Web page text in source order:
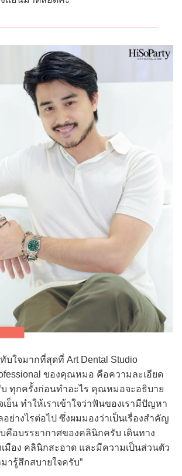
จมากที่สุดที่ Art Dental Studio
ของคุณหมอ คือความละเอียด
บ ทุกครั้งก่อนทำอะไร คุณหมอจะอธิบาย
เย็น ทำให้เราเข้าใจว่าฟันของเรามีปัญหา
ย่างไรต่อไป ซึ่งผมมองว่าเป็นเรื่องสำคัญ
คือบรรยากาศของคลินิกครับ เดินทาง
เมือง คลินิกสะอาด และมีความเป็นส่วนตัว
ารู้สึกสบายใจครับ”